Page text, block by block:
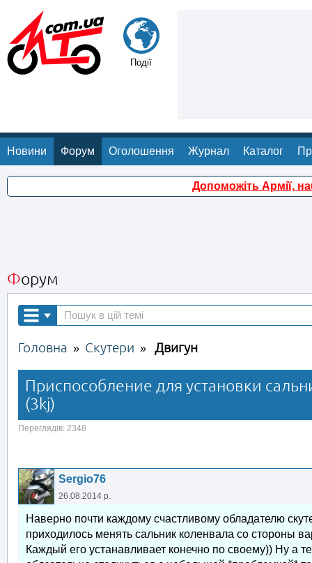
Події
Новини Форум Оголошення Журнал Каталог
Допоможіть Армії,
Форум
Головна » Скутери » Двигун
Приспособление для установки
(3kj)
Переглядів: 2348
Sergio76
26.08.2014 р.
Наверно почти каждому счастливому обладателю
приходилось менять сальник коленвала со стороны
Каждый его устанавливает конечно по своему)) Ну а